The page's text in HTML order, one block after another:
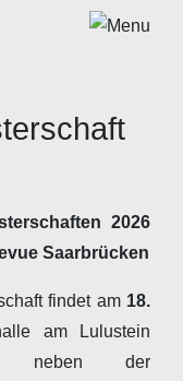
2026
Saarbrücken
findet am 18.
am Lulustein
neben der